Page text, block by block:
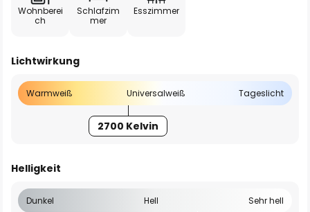
Wohnberei
ch
Schlafzim
mer
Esszimmer
Lichtwirkung
Warmweiß Universalweiß Tageslicht
2700 Kelvin
Helligkeit
Dunkel Hell Sehr hell